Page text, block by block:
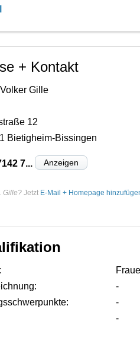
+ Kontakt
Gille
12
Bietigheim-Bissingen
7... Anzeigen
Gille? Jetzt E-Mail + Homepage
-
-
-